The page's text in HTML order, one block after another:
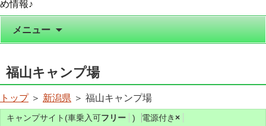
め情報♪
メニュー
福山キャンプ場
トップ＞ 新潟県 ＞ 福山キャンプ場
キャンプサイト(車乗入可フリー ) 電源付き ×